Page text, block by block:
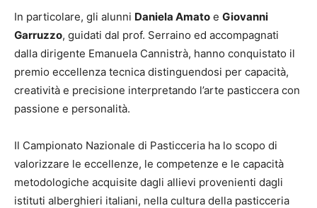
In particolare, gli alunni Daniela Amato e Giovanni
Garruzzo, guidati dal prof. Serraino ed accompagnati
dalla dirigente Emanuela Cannistrà, hanno conquistato il
premio eccellenza tecnica distinguendosi per capacità,
creatività e precisione interpretando l’arte pasticcera con
passione e personalità.
Il Campionato Nazionale di Pasticceria ha lo scopo di
valorizzare le eccellenze, le competenze e le capacità
metodologiche acquisite dagli allievi provenienti dagli
istituti alberghieri italiani, nella cultura della pasticceria